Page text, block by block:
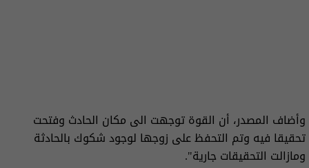
وأضاف المصدر، أن القوة توجهت الى مكان الحادث وفتحت
تحقيقا فيه وتم التحفظ على زوجها لوجود شكوك بالحادثة
ومازالت التحقيقات جارية".